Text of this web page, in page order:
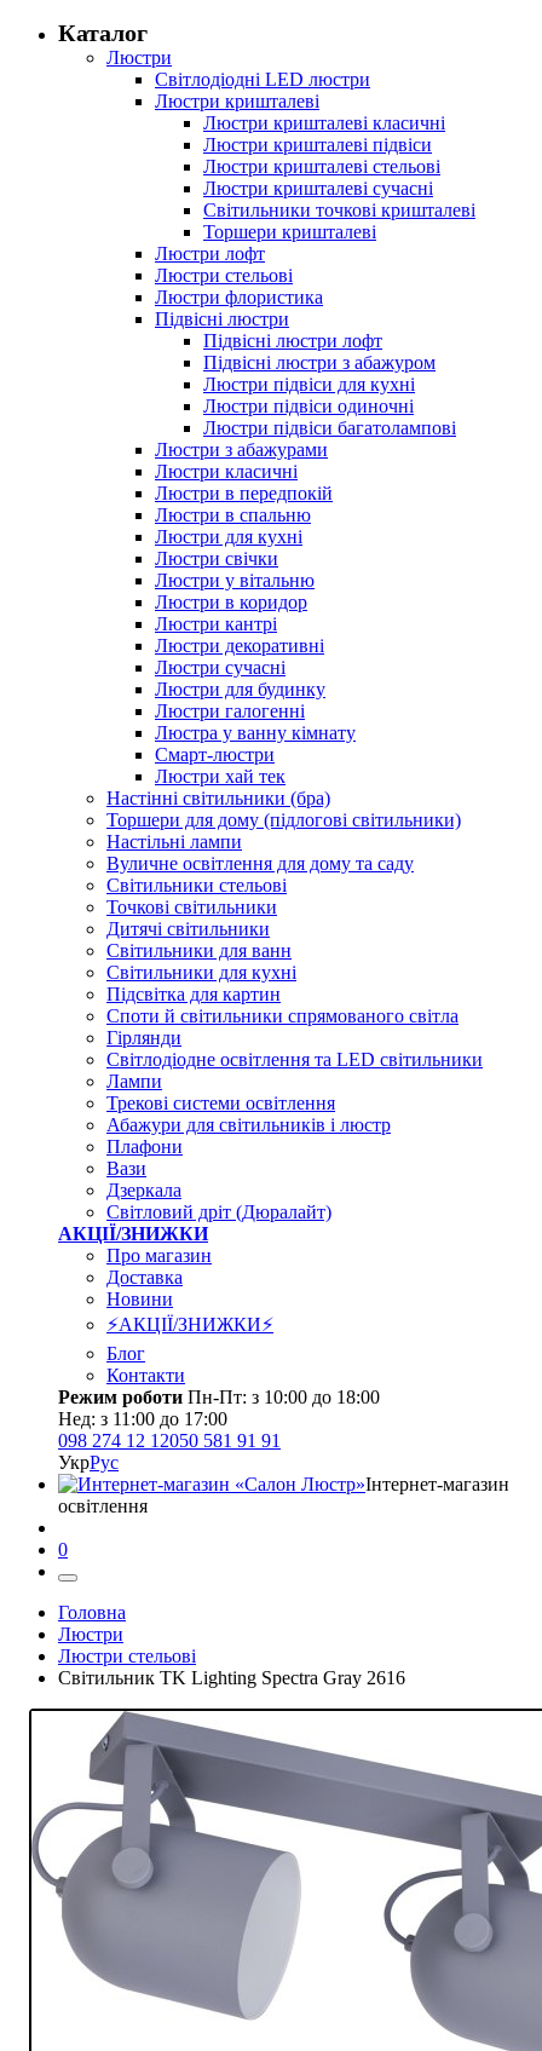
Каталог
Люстри
Світлодіодні LED люстри
Люстри кришталеві
Люстри кришталеві класичні
Люстри кришталеві підвіси
Люстри кришталеві стельові
Люстри кришталеві сучасні
Світильники точкові кришталеві
Торшери кришталеві
Люстри лофт
Люстри стельові
Люстри флористика
Підвісні люстри
Підвісні люстри лофт
Підвісні люстри з абажуром
Люстри підвіси для кухні
Люстри підвіси одиночні
Люстри підвіси багатолампові
Люстри з абажурами
Люстри класичні
Люстри в передпокій
Люстри в спальню
Люстри для кухні
Люстри свічки
Люстри у вітальню
Люстри в коридор
Люстри кантрі
Люстри декоративні
Люстри сучасні
Люстри для будинку
Люстри галогенні
Люстра у ванну кімнату
Смарт-люстри
Люстри хай тек
Настінні світильники (бра)
Торшери для дому (підлогові світильники)
Настільні лампи
Вуличне освітлення для дому та саду
Світильники стельові
Точкові світильники
Дитячі світильники
Світильники для ванн
Світильники для кухні
Підсвітка для картин
Споти й світильники спрямованого світла
Гірлянди
Світлодіодне освітлення та LED світильники
Лампи
Трекові системи освітлення
Абажури для світильників і люстр
Плафони
Вази
Дзеркала
Світловий дріт (Дюралайт)
АКЦІЇ/ЗНИЖКИ
Про магазин
Доставка
Новини
⚡АКЦІЇ/ЗНИЖКИ⚡
Блог
Контакти
Режим роботи Пн-Пт: з 10:00 до 18:00
Нед: з 11:00 до 17:00
098 274 12 12050 581 91 91
УкрРус
Інтернет-магазин
освітлення
0
Головна
Люстри
Люстри стельові
Світильник TK Lighting Spectra Gray 2616